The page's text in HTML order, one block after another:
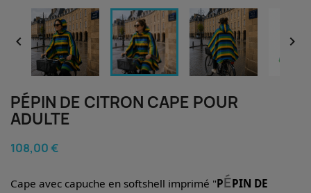
 
PÉPIN DE CITRON CAPE POUR
ADULTE
108,00 €
Cape avec capuche en softshell imprimé "PÉPIN DE